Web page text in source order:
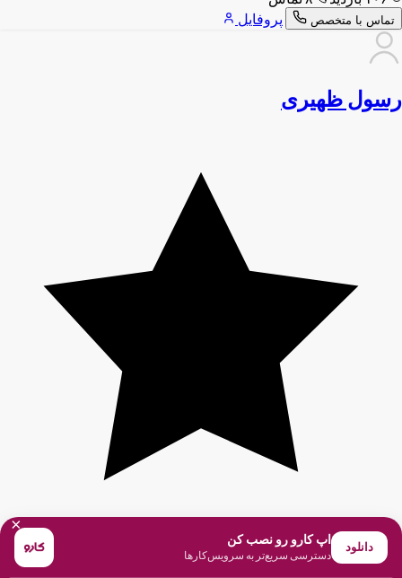
تماس با متخصص پروفایل
رسول ظهیری
×
دانلود
اپ کارو رو نصب کن
دسترسی سریع‌تر به سرویس‌کارها